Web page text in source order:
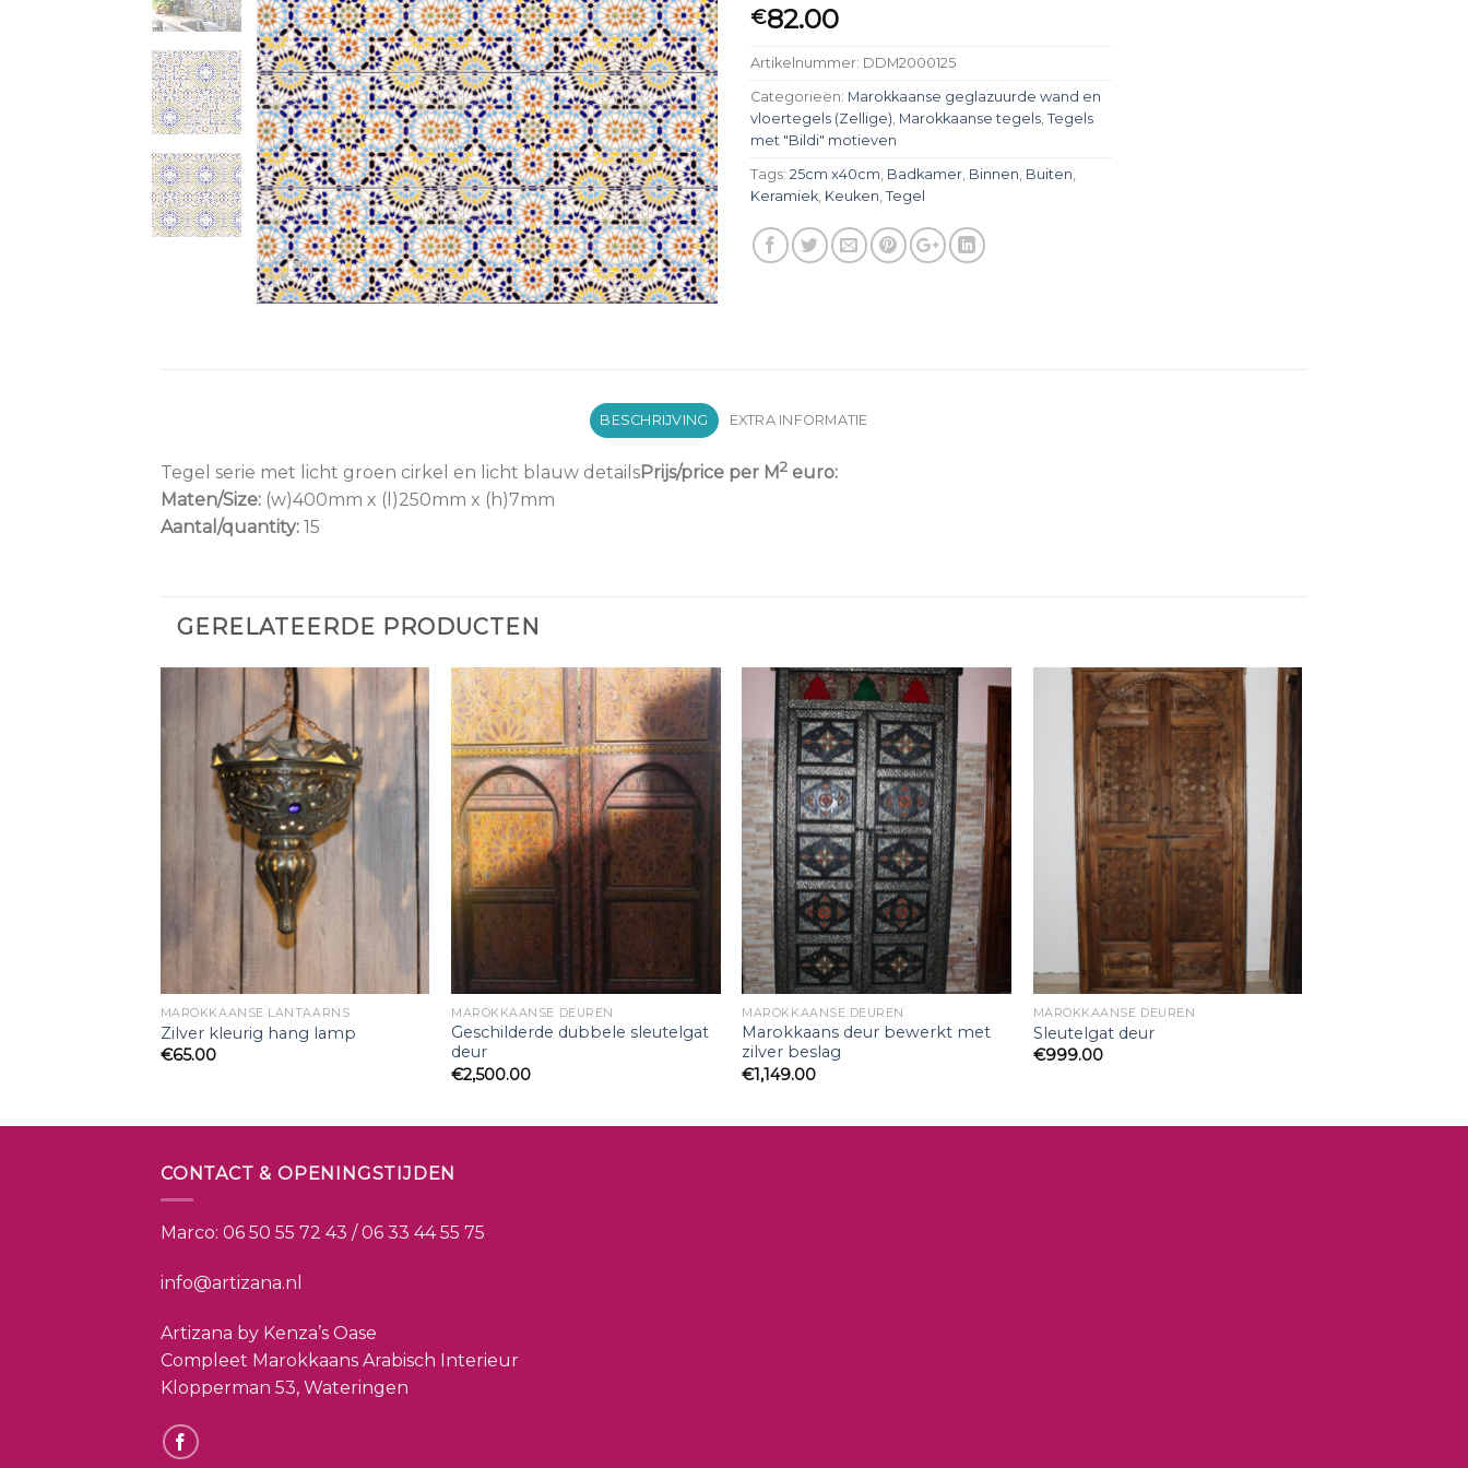
€82.00
Artikelnummer: DDM2000125
Categorieën: Marokkaanse geglazuurde wand en
vloertegels (Zellige) Marokkaanse tegels Tegels
met "Bildi" motieven
Tags: 25cm x40cm Badkamer Binnen Buiten
Keramiek Keuken Tegel
BESCHRIJVING EXTRA INFORMATIE
Tegel serie met licht groen cirkel en licht blauw detailsPrijs/price per M2 euro:
Maten/Size: (w)400mm x (l)250mm x (h)7mm
Aantal/quantity: 15
GERELATEERDE PRODUCTEN
MAROKKAANSE LANTAARNS
Zilver kleurig hang lamp
€65.00
MAROKKAANSE DEUREN
Geschilderde dubbele sleutelgat
deur
€2,500.00
MAROKKAANSE DEUREN
Marokkaans deur bewerkt met
zilver beslag
€1,149.00
MAROKKAANSE DEUREN
Sleutelgat deur
€999.00
CONTACT & OPENINGSTIJDEN
Marco: 06 50 55 72 43 / 06 33 44 55 75
info@artizana.nl
Artizana by Kenza’s Oase
Compleet Marokkaans Arabisch Interieur
Klopperman 53, Wateringen